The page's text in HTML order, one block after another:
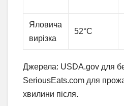
Яловича
вирізка
52°C
Джерела: USDA.gov для
SeriousEats.com для
хвилини після.